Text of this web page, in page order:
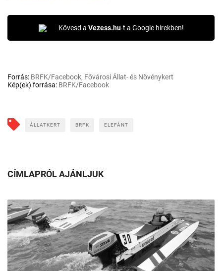
Kövesd a Vezess.hu-t a Google hírekben!
Forrás: BRFK/Facebook, Fővárosi Állat- és Növénykert
Kép(ek) forrása: BRFK/Facebook
ÁLLATKERT BRFK ELEFÁNT
CÍMLAPRÓL AJÁNLJUK